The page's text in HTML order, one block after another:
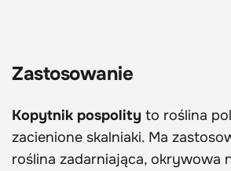
Zastosowanie
Kopytnik pospolity to roślina
zacienione skalniaki. Ma
roślina zadarniająca, okrywowa